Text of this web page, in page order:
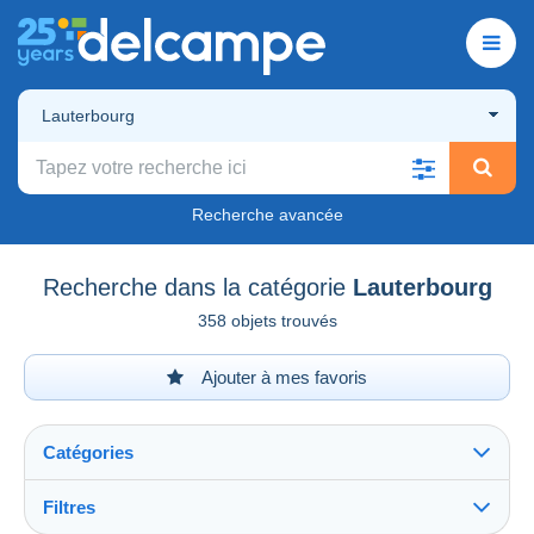
Lauterbourg
Recherche avancée
Recherche dans la catégorie Lauterbourg
358 objets trouvés
Ajouter à mes favoris
Catégories
Filtres